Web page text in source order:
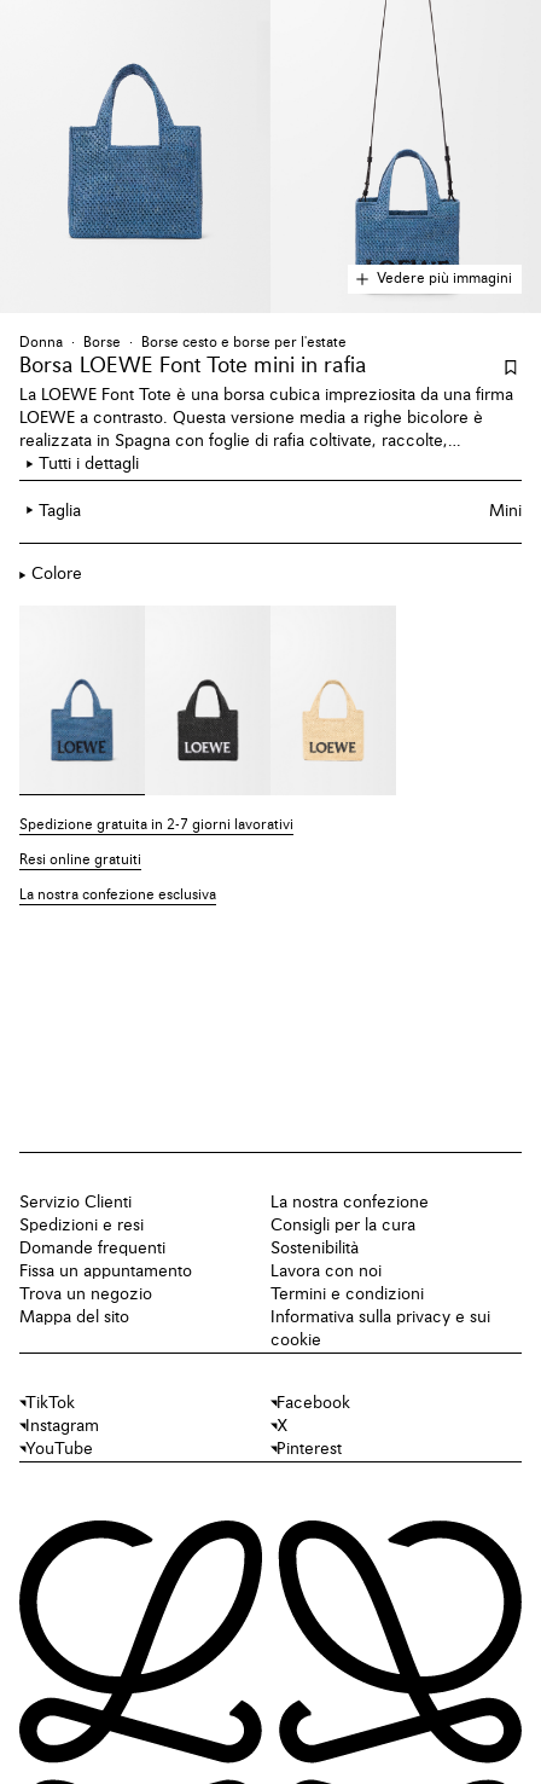
Vedere più immagini
Donna Borse Borse cesto e borse per l'estate
Borsa LOEWE Font Tote mini in rafia
La LOEWE Font Tote è una borsa cubica impreziosita da una firma
LOEWE a contrasto. Questa versione media a righe bicolore è
realizzata in Spagna con foglie di rafia coltivate, raccolte,
essiccate al sole e intrecciate a mano da artigiani del Madagascar.
Tutti i dettagli
Taglia Mini
Colore
Spedizione gratuita in 2-7 giorni lavorativi
Resi online gratuiti
La nostra confezione esclusiva
Servizio Clienti
Spedizioni e resi
Domande frequenti
Fissa un appuntamento
Trova un negozio
Mappa del sito
La nostra confezione
Consigli per la cura
Sostenibilità
Lavora con noi
Termini e condizioni
Informativa sulla privacy e sui
cookie
TikTok
Facebook
Instagram
X
YouTube
Pinterest